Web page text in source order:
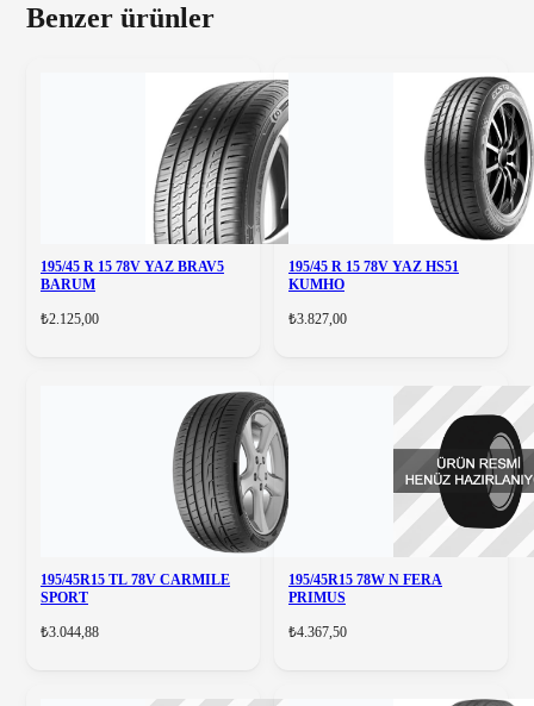
Benzer ürünler
195/45 R 15 78V YAZ BRAV5
BARUM
₺2.125,00
195/45 R 15 78V YAZ HS51
KUMHO
₺3.827,00
195/45R15 TL 78V CARMILE
SPORT
₺3.044,88
195/45R15 78W N FERA
PRIMUS
₺4.367,50